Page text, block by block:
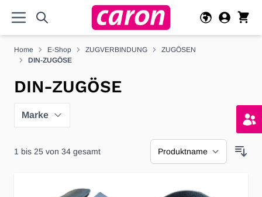
Home E-Shop ZUGVERBINDUNG
ZUGÖSEN
DIN-ZUGÖSE
DIN-ZUGÖSE
Marke
1 bis 25 von 34 gesamt